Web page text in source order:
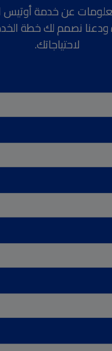
عن خدمة أوتيس
ودعنا نصمم لك خطة
لاحتياجاتك.